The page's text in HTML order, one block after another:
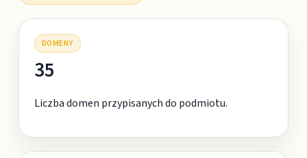
DOMENY
35
Liczba domen przypisanych do podmiotu.